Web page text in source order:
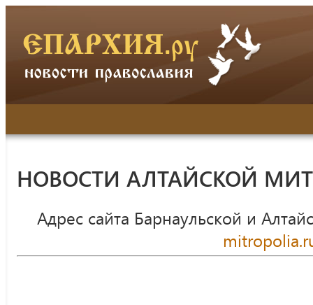
НОВОСТИ АЛТАЙСКОЙ
Адрес сайта Барнаульской и